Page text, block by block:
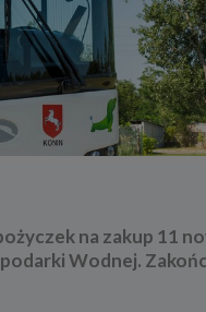
na zakup 11
Wodnej.